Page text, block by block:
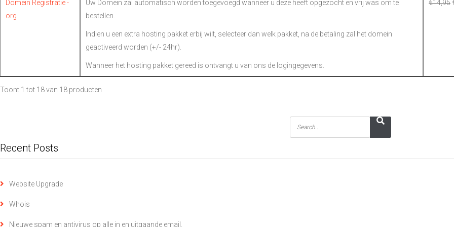
Domein Registratie -
org
Uw Domein zal automatisch worden toegevoegd wanneer u deze heeft opgezocht en vrij was om te
bestellen.
Indien u een extra hosting pakket erbij wilt, selecteer dan welk pakket, na de betaling zal het domein
geactiveerd worden (+/- 24hr).
Wanneer het hosting pakket gereed is ontvangt u van ons de logingegevens.
€14,95
Toont 1 tot 18 van 18 producten
Recent Posts
Website Upgrade
Whois
Nieuwe spam en antivirus op alle in en uitgaande email.